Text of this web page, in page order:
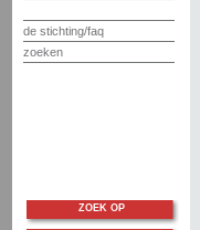
de stichting/faq
zoeken
ZOEK OP